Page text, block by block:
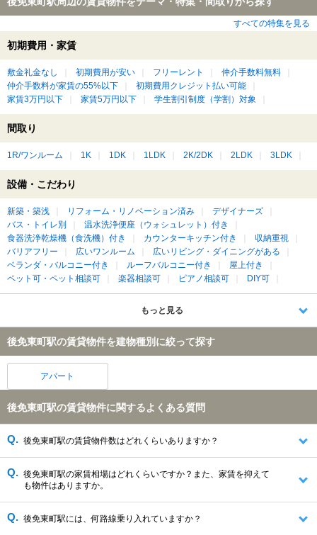
すべての特集を見る
初期費用・家賃
敷金礼金なし 初期費用が安い フリーレント
仲介手数料無料
仲介手数料が家賃の55%以下
初期費用クレジット払い可能
家賃3万円以下
家賃5万円以下 学生割引制度（学割）対象
間取り
1R/ワンルーム 1K 1DK 1LDK 2K/2DK 2LDK 3LDK
設備・こだわり
新築・築浅 リフォーム・リノベーション済み
デザイナーズ
バス・トイレ別
温水洗浄便座（ウォシュレット）付き
食器洗浄乾燥機（食洗機）付き
カウンターキッチン付き
収納重視
バリアフリー
広いワンルーム
広いリビング・ダイニングがある
ベランダ・バルコニー付き
ルーフバルコニー付き
屋上付き
ペット可・ペット相談可
楽器相談可 ピアノ相談可 DIY可
もっと見る
後免東町駅の賃貸物件を建物種別に絞って探す
アパート
後免東町駅の賃貸物件に関するよくある質問
後免東町駅の賃貸物件数はどれくらいありますか？
後免東町駅の家賃相場はどれくらいですか？また、家賃を抑えて
も物件はありますか。
後免東町駅には、何路線乗り入れていますか？